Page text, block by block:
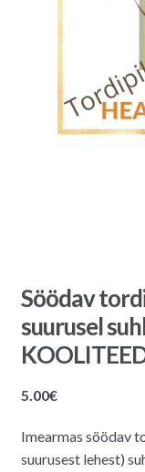
Söödav
suurusel
5.00€
Imearmas söödav
suurusest lehest)